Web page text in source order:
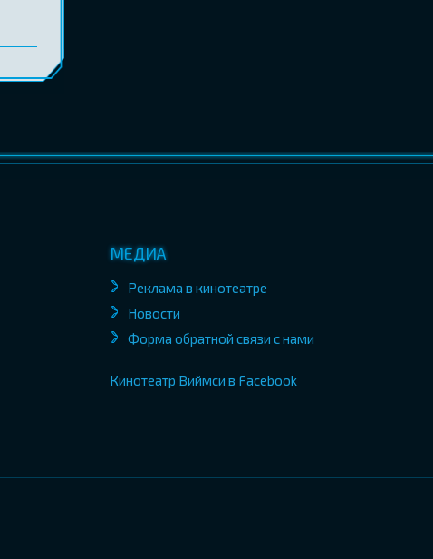
МЕДИА
Реклама в кинотеатре
Новости
Форма обратной связи с нами
Кинотеатр Виймси в Facebook